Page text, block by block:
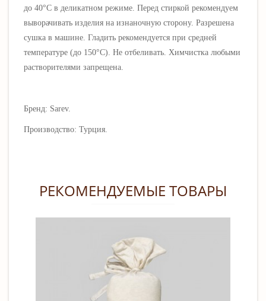
до 40°C в деликатном режиме. Перед стиркой рекомендуем
выворачивать изделия на изнаночную сторону. Разрешена
сушка в машине. Гладить рекомендуется при средней
температуре (до 150°C). Не отбеливать. Химчистка любыми
растворителями запрещена.
Бренд: Sarev.
Производство: Турция.
РЕКОМЕНДУЕМЫЕ ТОВАРЫ